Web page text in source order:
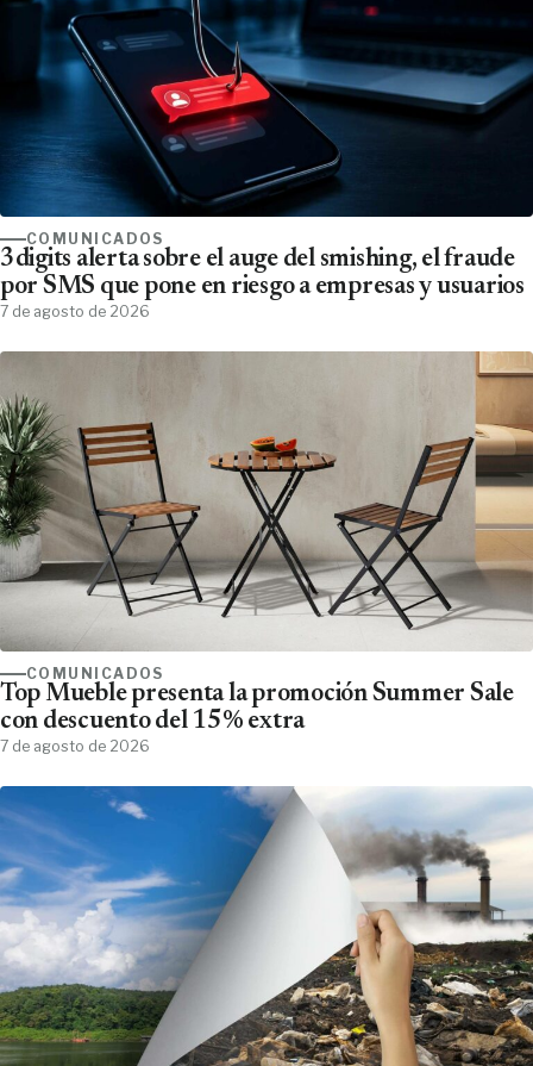
COMUNICADOS
3digits alerta sobre el auge del smishing, el fraude
por SMS que pone en riesgo a empresas y usuarios
7 de agosto de 2026
COMUNICADOS
Top Mueble presenta la promoción Summer Sale
con descuento del 15% extra
7 de agosto de 2026